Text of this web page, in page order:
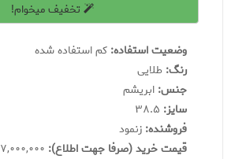
تخفیف میخوام!
وضعیت استفاده: کم استفاده شده
رنگ: طلایی
جنس: ابریشم
سايز: 38.5
فروشنده: زنمود
قیمت خرید (صرفا جهت اطلاع): 7,000,000 تومان